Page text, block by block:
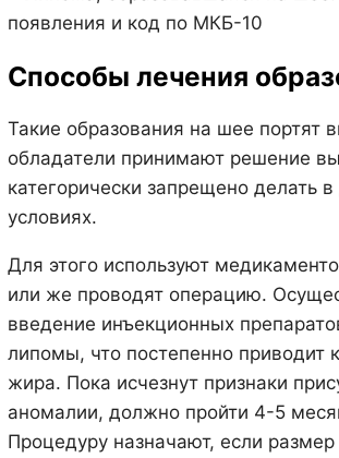
Способы лечения
Такие образования на шее портят
обладатели принимают решение
категорически запрещено делать
условиях.
Для этого используют
или же проводят операцию.
введение инъекционных
липомы, что постепенно приводит
жира. Пока исчезнут признаки
аномалии, должно пройти 4-5
Процедуру назначают, если